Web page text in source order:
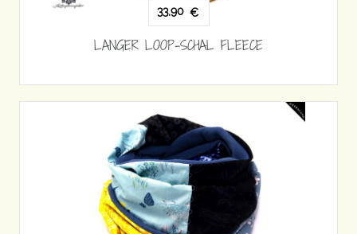
33,90 €
LANGER LOOP-SCHAL FLEECE